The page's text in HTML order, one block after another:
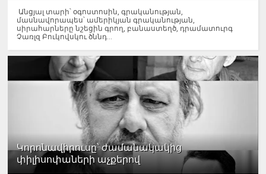
Անցյալ տարի՝ օգոստոսին, գրականության,
մասնավորապես՝ ամերիկյան գրականության,
սիրահարները նշեցին գրող, բանաստեղծ, դրամատուրգ
Չառլզ Բուկովսկու ծննդ...
Կորոնավիրուսը՝ ժամանակակից
փիլիսոփաների աչքերով